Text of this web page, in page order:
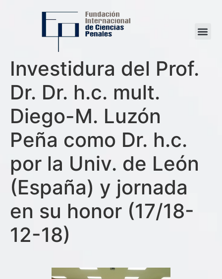
Investidura del Prof.
Dr. Dr. h.c. mult.
Diego-M. Luzón
Peña como Dr. h.c.
por la Univ. de León
(España) y jornada
en su honor (17/18-
12-18)